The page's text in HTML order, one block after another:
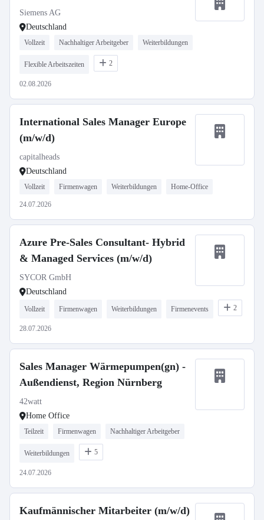
Siemens AG
Deutschland
Vollzeit Nachhaltiger Arbeitgeber Weiterbildungen
Flexible Arbeitszeiten 2
02.08.2026
International Sales Manager Europe
(m/w/d)
capitalheads
Deutschland
Vollzeit Firmenwagen Weiterbildungen Home-Office
24.07.2026
Azure Pre-Sales Consultant- Hybrid
& Managed Services (m/w/d)
SYCOR GmbH
Deutschland
Vollzeit Firmenwagen Weiterbildungen Firmenevents 2
28.07.2026
Sales Manager Wärmepumpen(gn) -
Außendienst, Region Nürnberg
42watt
Home Office
Teilzeit Firmenwagen Nachhaltiger Arbeitgeber
Weiterbildungen 5
24.07.2026
Kaufmännischer Mitarbeiter (m/w/d)